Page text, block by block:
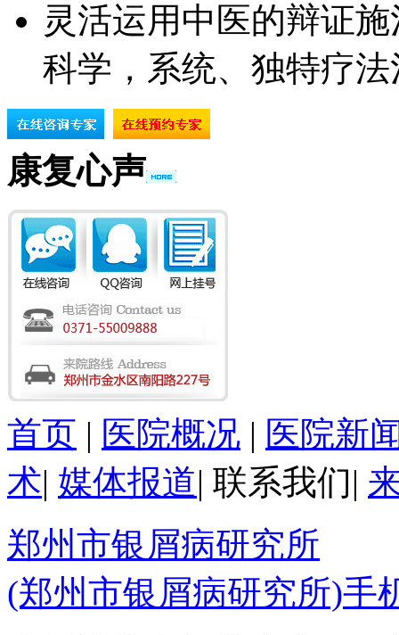
灵活运用中医的辩证
科学，系统、独特疗
康复心声
首页 | 医院概况 | 医院新
术| 媒体报道| 联系我们|
郑州市银屑病研究所
(郑州市银屑病研究所)手